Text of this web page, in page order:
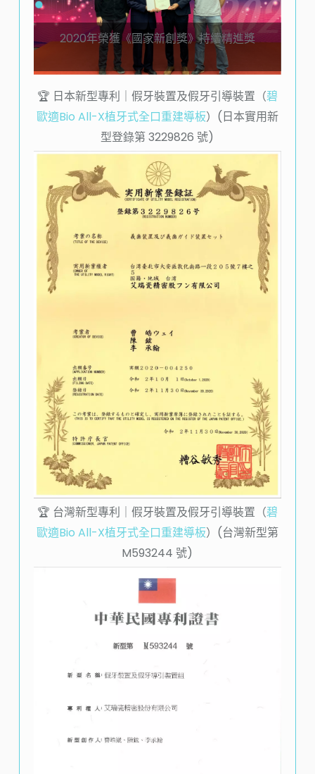
2020年榮獲《國家新創獎》持續精進獎
🏆️ 日本新型專利｜假牙裝置及假牙引導裝置（碧
歐適Bio All-X植牙式全口重建導板）(日本實用新
型登錄第 3229826 號)
🏆️ 台灣新型專利｜假牙裝置及假牙引導裝置（碧
歐適Bio All-X植牙式全口重建導板）(台灣新型第
M593244號)